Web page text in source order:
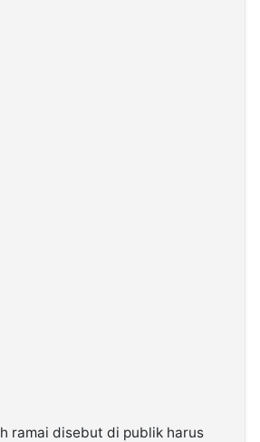
ramai disebut di publik harus